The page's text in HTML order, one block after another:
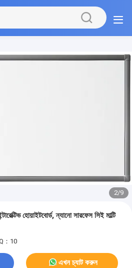
2/9
হোয়াইটবোর্ড, ন্যানো সারফেস সিই মাল্টি
：10
এখন চ্যাট করুন